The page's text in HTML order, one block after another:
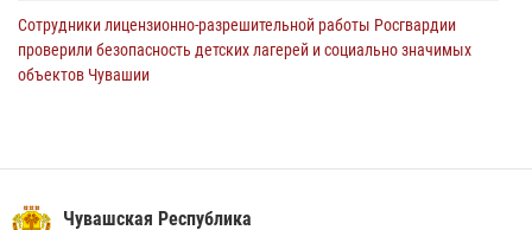
Сотрудники лицензионно-разрешительной работы Росгвардии
проверили безопасность детских лагерей и социально значимых
объектов Чувашии
Чебоксарах
Чувашская Республика